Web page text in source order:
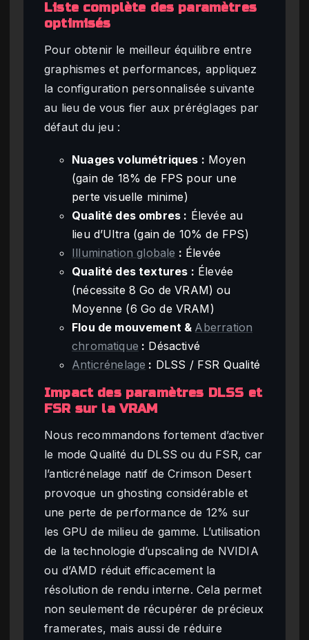
Liste complète des paramètres
optimisés
Pour obtenir le meilleur équilibre entre
graphismes et performances, appliquez
la configuration personnalisée suivante
au lieu de vous fier aux préréglages par
défaut du jeu :
Nuages volumétriques : Moyen
(gain de 18% de FPS pour une
perte visuelle minime)
Qualité des ombres : Élevée au
lieu d’Ultra (gain de 10% de FPS)
Illumination globale : Élevée
Qualité des textures : Élevée
(nécessite 8 Go de VRAM) ou
Moyenne (6 Go de VRAM)
Flou de mouvement & Aberration
chromatique : Désactivé
Anticrénelage : DLSS / FSR Qualité
Impact des paramètres DLSS et
FSR sur la VRAM
Nous recommandons fortement d’activer
le mode Qualité du DLSS ou du FSR, car
l’anticrénelage natif de Crimson Desert
provoque un ghosting considérable et
une perte de performance de 12% sur
les GPU de milieu de gamme. L’utilisation
de la technologie d’upscaling de NVIDIA
ou d’AMD réduit efficacement la
résolution de rendu interne. Cela permet
non seulement de récupérer de précieux
framerates, mais aussi de réduire